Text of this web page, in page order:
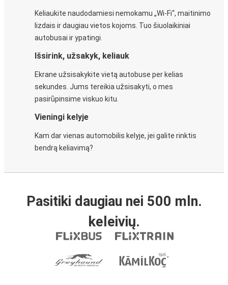
Keliaukite naudodamiesi nemokamu „Wi-Fi“, maitinimo
lizdais ir daugiau vietos kojoms. Tuo šiuolaikiniai
autobusai ir ypatingi.
Išsirink, užsakyk, keliauk
Ekrane užsisakykite vietą autobuse per kelias
sekundes. Jums tereikia užsisakyti, o mes
pasirūpinsime viskuo kitu.
Vieningi kelyje
Kam dar vienas automobilis kelyje, jei galite rinktis
bendrą keliavimą?
Pasitiki daugiau nei 500 mln.
keleivių.